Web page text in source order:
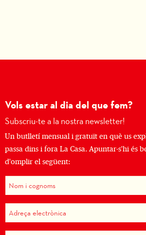
Vols estar al dia del que fem?
Subscriu-te a la nostra newsletter!
Un butlletí mensual i gratuït en què us
passa dins i fora La Casa. Apuntar-s'hi és
d'omplir el següent: